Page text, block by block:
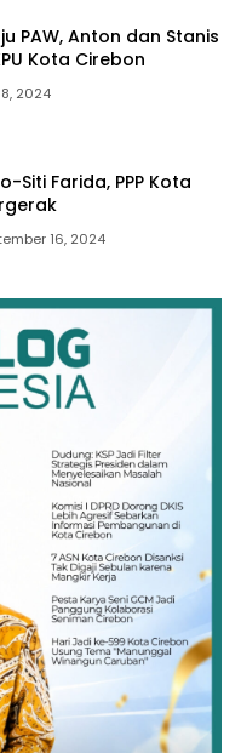
PAW, Anton dan Stanis
Kota Cirebon
2024
Siti Farida, PPP Kota
16, 2024